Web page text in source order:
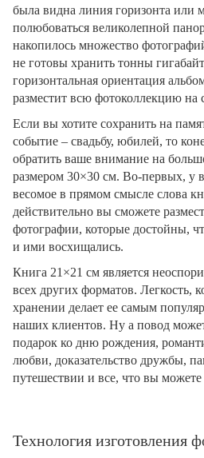
была видна линия горизонта или
полюбоваться великолепной
накопилось множество
не готовы хранить тонны
горизонтальная ориентация
разместит всю фотоколлекцию на
Если вы хотите сохранить на
событие – свадьбу, юбилей, то
обратить ваше внимание на
размером 30×30 см. Во-первых, у
весомое в прямом смысле слова
действительно вы сможете
фотографии, которые достойны,
и ими восхищались.
Книга 21×21 см является
всех других форматов. Легкость,
хранении делает ее самым
наших клиентов. Ну а повод
подарок ко дню рождения,
любви, доказательство дружбы,
путешествии и все, что вы можете
Технология изготовления